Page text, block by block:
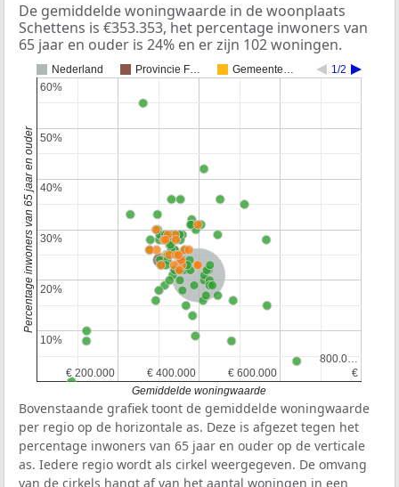
De gemiddelde woningwaarde in de woonplaats
Schettens is €353.353, het percentage inwoners van
65 jaar en ouder is 24% en er zijn 102 woningen.
Nederland Provincie F… Gemeente… 1/2
Nederland
€ 200.000
€ 200.000 € 400.000
€ 400.000 € 600.000
€ 600.000 €
€
800.0…
800.0…
10%
10%
20%
20%
30%
30%
40%
40%
50%
50%
60%
60%
Gemiddelde woningwaarde
Percentage inwoners van 65 jaar en ouder
Bovenstaande grafiek toont de gemiddelde woningwaarde
per regio op de horizontale as. Deze is afgezet tegen het
percentage inwoners van 65 jaar en ouder op de verticale
as. Iedere regio wordt als cirkel weergegeven. De omvang
van de cirkels hangt af van het aantal woningen in een